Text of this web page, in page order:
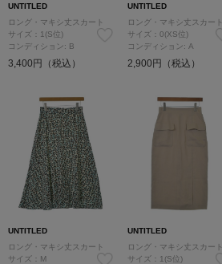
UNTITLED
ロング・マキシ丈スカート
サイズ：1(S位)
コンディション: B
3,400円（税込）
UNTITLED
ロング・マキシ丈スカート
サイズ：0(XS位)
コンディション: A
2,900円（税込）
UNTITLED
ロング・マキシ丈スカート
サイズ：M
UNTITLED
ロング・マキシ丈スカート
サイズ：1(S位)